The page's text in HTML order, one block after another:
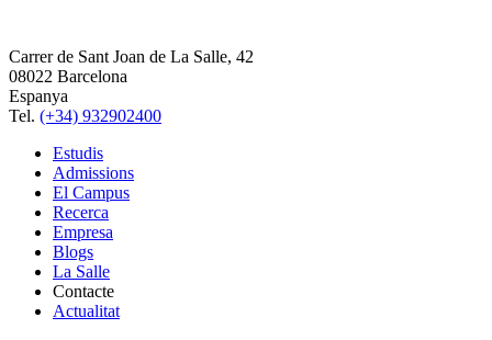
Carrer de Sant Joan de La Salle, 42
08022 Barcelona
Espanya
Tel. (+34) 932902400
Estudis
Admissions
El Campus
Recerca
Empresa
Blogs
La Salle
Contacte
Actualitat